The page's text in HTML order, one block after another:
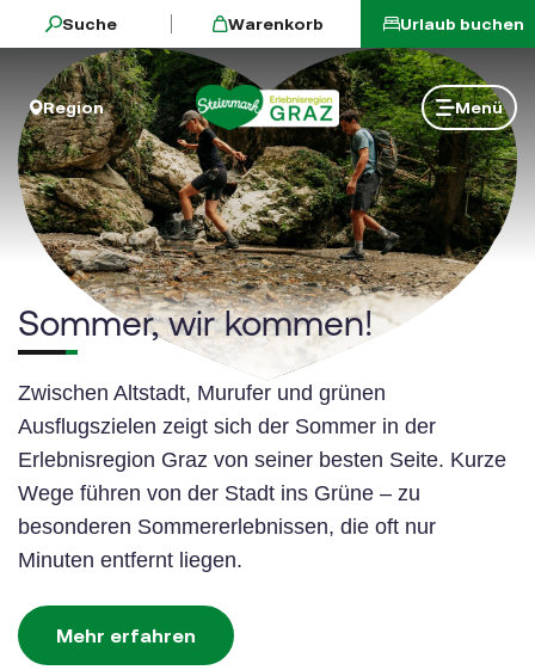
sr.skip-to.main-content
sr.skip-to.table-of-contents
sr.skip-to.main-navigation
Sommer, wir kommen!
Das ist die Erlebnisregion Graz
Hilfreiches für den Aufenthalt
Erlebnisregion Graz – das ganze Jahr
Bis bald in der Erlebnisregion Graz
Suche Warenkorb Urlaub buchen
Region Menü
Sommer, wir kommen!
Zwischen Altstadt, Murufer und grünen
Ausflugszielen zeigt sich der Sommer in der
Erlebnisregion Graz von seiner besten Seite. Kurze
Wege führen von der Stadt ins Grüne – zu
besonderen Sommererlebnissen, die oft nur
Minuten entfernt liegen.
Mehr erfahren